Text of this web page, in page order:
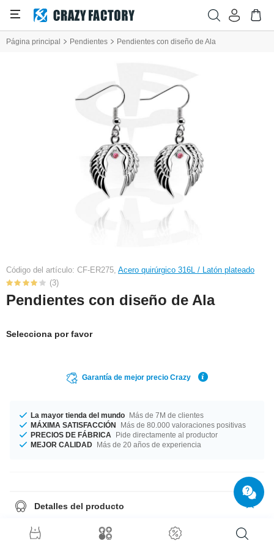
Página principal Pendientes Pendientes con diseño de Ala
Código del artículo: CF-ER275, Acero quirúrgico 316L / Latón plateado
(3)
Pendientes con diseño de Ala
Selecciona por favor
Garantía de mejor precio Crazy
La mayor tienda del mundo Más de 7M de clientes
MÁXIMA SATISFACCIÓN
Más de 80.000 valoraciones positivas
PRECIOS DE FÁBRICA
Pide directamente al productor
MEJOR CALIDAD Más de 20 años de experiencia
Detalles del producto